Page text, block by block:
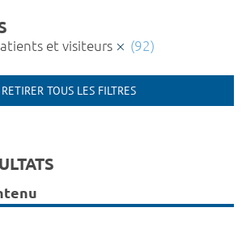
et visiteurs (92)
RETIRER TOUS LES FILTRES